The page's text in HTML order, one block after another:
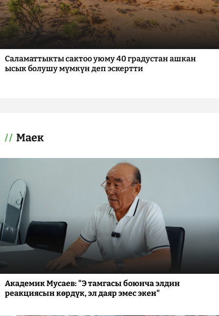
Саламаттыкты сактоо уюму 40 градустан ашкан
ысык болушу мүмкүн деп эскертти
Маек
Академик Мусаев: "Э тамгасы боюнча элдин
реакциясын көрдүк, эл даяр эмес экен"